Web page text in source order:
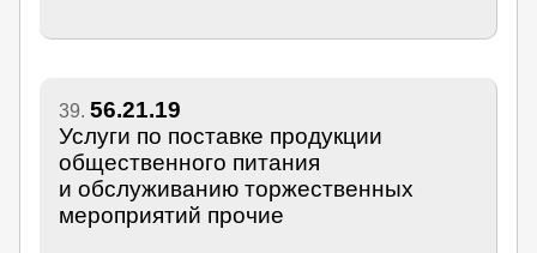
39. 56.21.19
Услуги по поставке продукции
общественного питания
и обслуживанию торжественных
мероприятий прочие